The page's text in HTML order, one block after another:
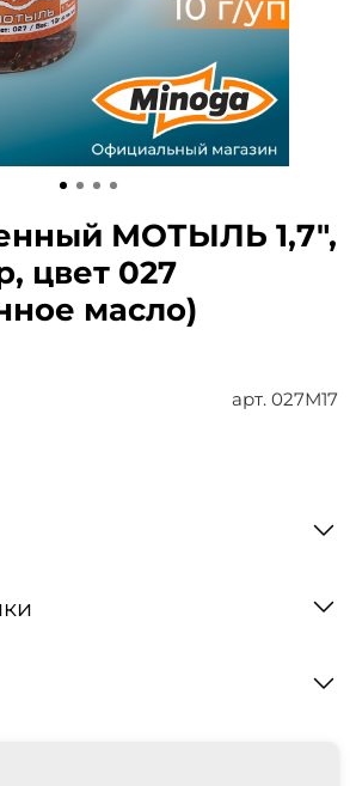
арт. 027М17
МОТЫЛЬ 1,7",
цвет 027
масло)